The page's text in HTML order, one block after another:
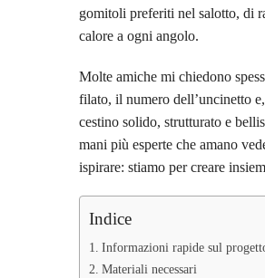
gomitoli preferiti nel salotto, di
calore a ogni angolo.
Molte amiche mi chiedono
filato, il numero dell’uncinetto
cestino solido, strutturato e
mani più esperte che amano
ispirare: stiamo per creare
Indice
Informazioni rapide sul
Materiali necessari